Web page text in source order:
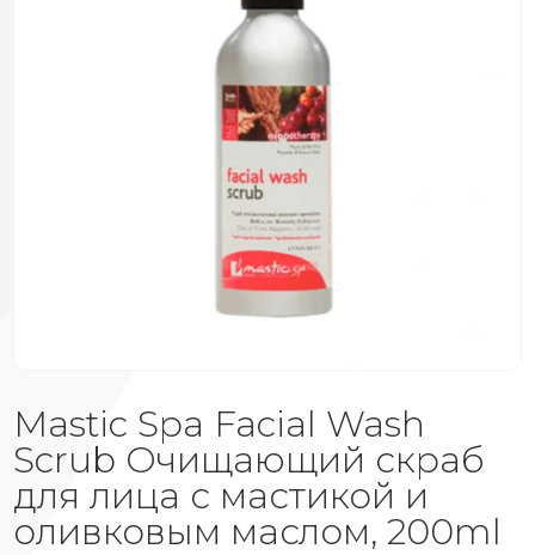
Mastic Spa Facial Wash
Scrub Очищающий скраб
для лица с мастикой и
оливковым маслом, 200ml